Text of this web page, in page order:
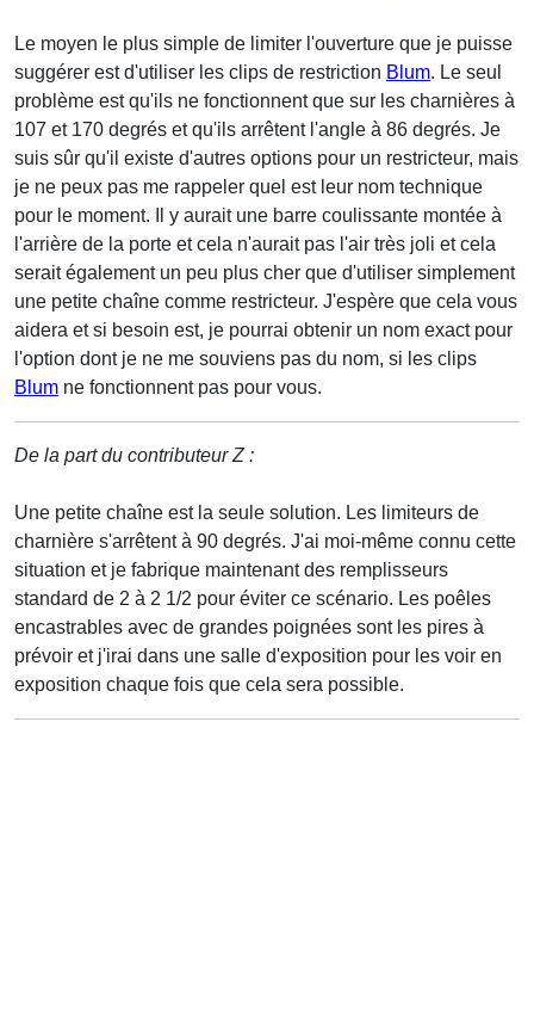
Le moyen le plus simple de limiter l'ouverture que je puisse
suggérer est d'utiliser les clips de restriction Blum. Le seul
problème est qu'ils ne fonctionnent que sur les charnières à
107 et 170 degrés et qu'ils arrêtent l'angle à 86 degrés. Je
suis sûr qu'il existe d'autres options pour un restricteur, mais
je ne peux pas me rappeler quel est leur nom technique
pour le moment. Il y aurait une barre coulissante montée à
l'arrière de la porte et cela n'aurait pas l'air très joli et cela
serait également un peu plus cher que d'utiliser simplement
une petite chaîne comme restricteur. J'espère que cela vous
aidera et si besoin est, je pourrai obtenir un nom exact pour
l'option dont je ne me souviens pas du nom, si les clips
Blum ne fonctionnent pas pour vous.
De la part du contributeur Z :
Une petite chaîne est la seule solution. Les limiteurs de
charnière s'arrêtent à 90 degrés. J'ai moi-même connu cette
situation et je fabrique maintenant des remplisseurs
standard de 2 à 2 1/2 pour éviter ce scénario. Les poêles
encastrables avec de grandes poignées sont les pires à
prévoir et j'irai dans une salle d'exposition pour les voir en
exposition chaque fois que cela sera possible.